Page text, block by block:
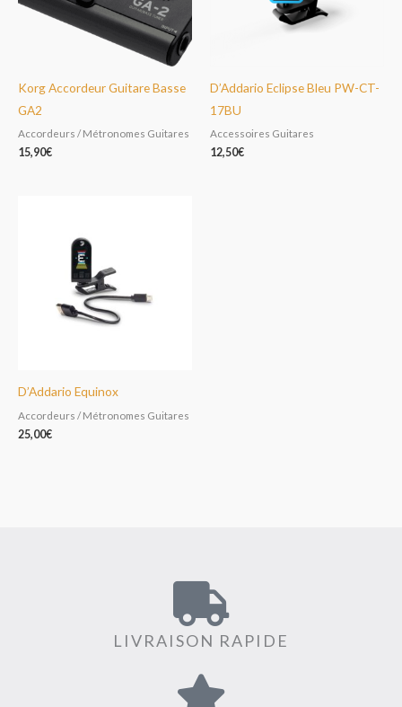
Korg Accordeur Guitare Basse
GA2
Accordeurs / Métronomes Guitares
15,90€
D’Addario Eclipse Bleu PW-CT-
17BU
Accessoires Guitares
12,50€
D’Addario Equinox
Accordeurs / Métronomes Guitares
25,00€
LIVRAISON RAPIDE